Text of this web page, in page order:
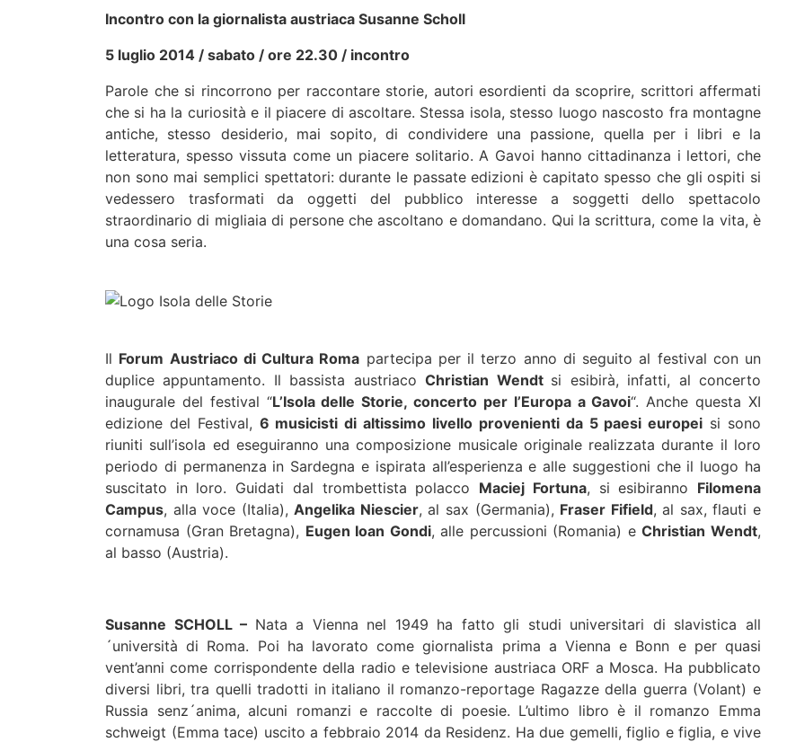
Incontro con la giornalista austriaca Susanne Scholl
5 luglio 2014 / sabato / ore 22.30 / incontro
Parole che si rincorrono per raccontare storie, autori esordienti da scoprire, scrittori affermati
che si ha la curiosità e il piacere di ascoltare. Stessa isola, stesso luogo nascosto fra montagne
antiche, stesso desiderio, mai sopito, di condividere una passione, quella per i libri e la
letteratura, spesso vissuta come un piacere solitario. A Gavoi hanno cittadinanza i lettori, che
non sono mai semplici spettatori: durante le passate edizioni è capitato spesso che gli ospiti si
vedessero trasformati da oggetti del pubblico interesse a soggetti dello spettacolo
straordinario di migliaia di persone che ascoltano e domandano. Qui la scrittura, come la vita, è
una cosa seria.
Il Forum Austriaco di Cultura Roma partecipa per il terzo anno di seguito al festival con un
duplice appuntamento. Il bassista austriacoChristian Wendt si esibirà, infatti, al concerto
inaugurale del festival “L’Isola delle Storie, concerto per l’Europa a Gavoi“. Anche questa XI
edizione del Festival, 6 musicisti di altissimo livello provenienti da 5 paesi europei si sono
riuniti sull’isola ed eseguiranno una composizione musicale originale realizzata durante il loro
periodo di permanenza in Sardegna e ispirata all’esperienza e alle suggestioni che il luogo ha
suscitato in loro. Guidati dal trombettista polacco Maciej Fortuna, si esibiranno Filomena
Campus, alla voce (Italia),Angelika Niescier, al sax (Germania), Fraser Fifield, al sax, flauti e
cornamusa (Gran Bretagna), Eugen Ioan Gondi, alle percussioni (Romania) eChristian Wendt,
al basso (Austria).
Susanne SCHOLL – Nata a Vienna nel 1949 ha fatto gli studi universitari di slavistica all
´università di Roma. Poi ha lavorato come giornalista prima a Vienna e Bonn e per quasi
vent’anni come corrispondente della radio e televisione austriaca ORF a Mosca. Ha pubblicato
diversi libri, tra quelli tradotti in italiano il romanzo-reportage Ragazze della guerra (Volant) e
Russia senz´anima, alcuni romanzi e raccolte di poesie. L’ultimo libro è il romanzo Emma
schweigt (Emma tace) uscito a febbraio 2014 da Residenz. Ha due gemelli, figlio e figlia, e vive